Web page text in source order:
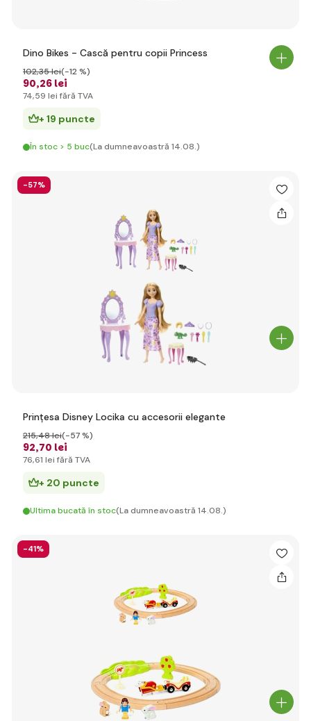
Dino Bikes - Cască pentru copii Princess
90,26 lei
102,35 lei(-12 %)
74,59 lei fără TVA
+ 19 puncte
În stoc > 5 buc(La dumneavoastră 14.08.)
-57%
Prințesa Disney Locika cu accesorii elegante
92,70 lei
215,48 lei(-57 %)
76,61 lei fără TVA
+ 20 puncte
Ultima bucată în stoc(La dumneavoastră 14.08.)
-41%